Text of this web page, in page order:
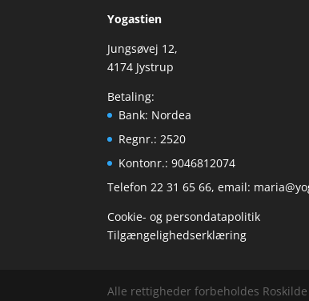
Yogastien
Jungsøvej 12,
4174 Jystrup
Betaling:
Bank: Nordea
Regnr.: 2520
Kontonr.: 9046812074
Telefon 22 31 65 66, email:
Cookie- og persondatapolitik
Tilgængelighedserklæring
Alle rettigheder forbeholdes Roskilde